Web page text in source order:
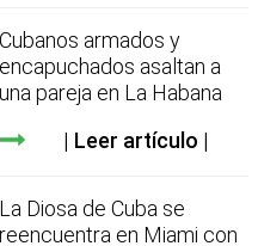
Cubanos armados y
encapuchados asaltan a
una pareja en La Habana
Leer artículo
La Diosa de Cuba se
reencuentra en Miami con